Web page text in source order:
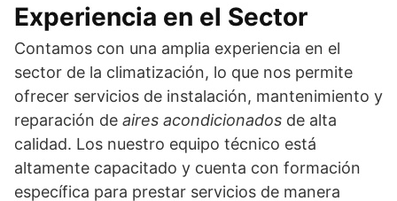
Experiencia en el Sector
Contamos con una amplia experiencia en el
sector de la climatización, lo que nos permite
ofrecer servicios de instalación, mantenimiento y
reparación de aires acondicionados de alta
calidad. Los nuestro equipo técnico está
altamente capacitado y cuenta con formación
específica para prestar servicios de manera